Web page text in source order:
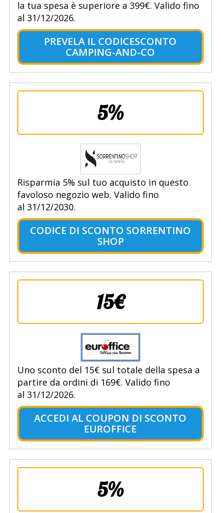
la tua spesa è superiore a 399€. Valido fino
al 31/12/2026.
PREVELA IL CODICESCONTO
CAMPING-AND-CO
5%
Risparmia 5% sul tuo acquisto in questo
favoloso negozio web. Valido fino
al 31/12/2030.
CODICE DI SCONTO SORRENTINO
SHOP
15€
Uno sconto del 15€ sul totale della spesa a
partire da ordini di 169€. Valido fino
al 31/12/2026.
ACCEDI AL COUPON DI SCONTO
EUROFFICE
5%